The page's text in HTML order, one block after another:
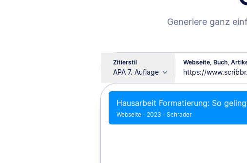
Generiere ganz
Webseite, Buch,
Zitierstil
APA 7. Auflage
Hausarbeit Formatierung: So
Webseite · 2023 · Schrader